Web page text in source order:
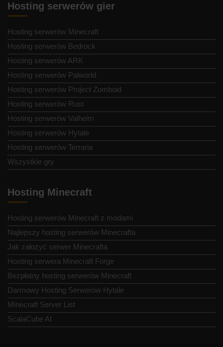
Hosting serwerów gier
Hosting serwerów Minecraft
Hosting serwerów Bedrock
Hosting serwerów ARK
Hosting serwerów Palworld
Hosting serwerów Project Zomboid
Hosting serwerów Rust
Hosting serwerów Valheim
Hosting serwerów Hytale
Hosting serwerów Terraria
Wszystkie gry
Hosting Minecraft
Hosting serwerów Minecraft z modami
Najlepszy hosting serwerów Minecrafta
Jak założyć serwer Minecrafta
Hosting serwera Minecraft Forge
Bezpłatny hosting serwerów Minecraft
Darmowy Hosting Serwerów Hytale
Minecraft Server List
ScalaCube AI